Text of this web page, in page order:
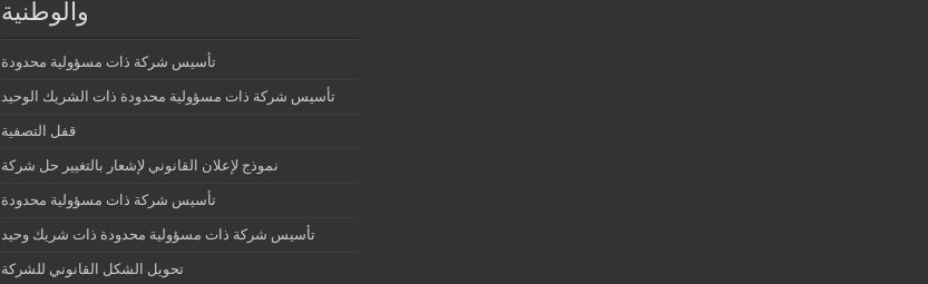
والوطنية
تأسيس شركة ذات مسؤولية محدودة
تأسيس شركة ذات مسؤولية محدودة ذات الشريك الوحيد
قفل التصفية
نموذج لإعلان القانوني لإشعار بالتغيير حل شركة
تأسيس شركة ذات مسؤولية محدودة
تأسيس شركة ذات مسؤولية محدودة ذات شريك وحيد
تحويل الشكل القانوني للشركة